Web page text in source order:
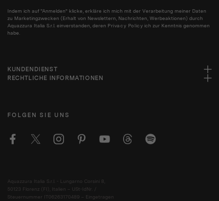
Indem ich auf "Anmelden" klicke, erkläre ich mich mit der Verarbeitung meiner Daten
zu Marketingzwecken (Erhalt von Newslettern, Nachrichten, Werbeaktionen) durch
Aquazzura Italia S.r.l. einverstanden, deren Privacy Policy ich zur Kenntnis genommen
habe.
KUNDENDIENST
RECHTLICHE INFORMATIONEN
FOLGEN SIE UNS
Aquazzura Italia S.r.l. - Lungarno Corsini 8,
50123 Florenz (FI), Italien – USt-IdNr. /
Steuernummer IT06263170489 – Eingetragen